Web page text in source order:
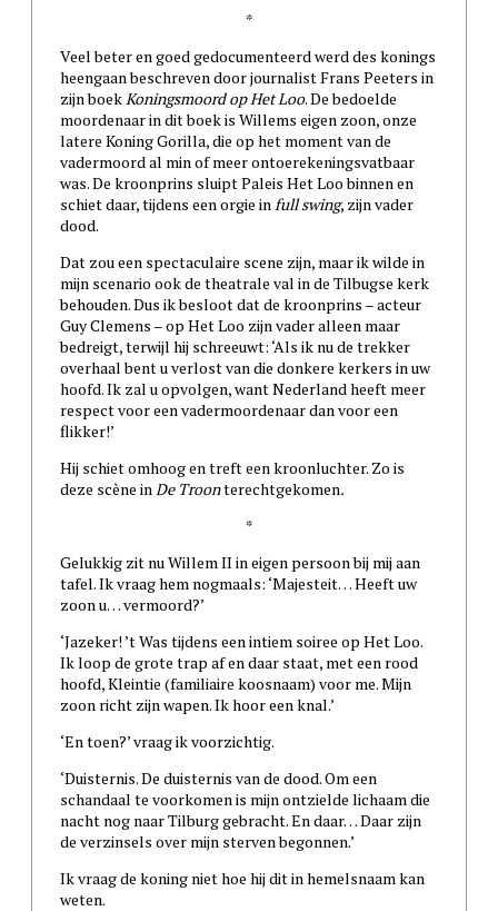
*
Veel beter en goed gedocumenteerd werd des konings
heengaan beschreven door journalist Frans Peeters in
zijn boek Koningsmoord op Het Loo. De bedoelde
moordenaar in dit boek is Willems eigen zoon, onze
latere Koning Gorilla, die op het moment van de
vadermoord al min of meer ontoerekeningsvatbaar
was. De kroonprins sluipt Paleis Het Loo binnen en
schiet daar, tijdens een orgie in full swing, zijn vader
dood.
Dat zou een spectaculaire scene zijn, maar ik wilde in
mijn scenario ook de theatrale val in de Tilbugse kerk
behouden. Dus ik besloot dat de kroonprins – acteur
Guy Clemens – op Het Loo zijn vader alleen maar
bedreigt, terwijl hij schreeuwt: ‘Als ik nu de trekker
overhaal bent u verlost van die donkere kerkers in uw
hoofd. Ik zal u opvolgen, want Nederland heeft meer
respect voor een vadermoordenaar dan voor een
flikker!’
Hij schiet omhoog en treft een kroonluchter. Zo is
deze scène in De Troonterechtgekomen.
*
Gelukkig zit nu Willem II in eigen persoon bij mij aan
tafel. Ik vraag hem nogmaals: ‘Majesteit… Heeft uw
zoon u… vermoord?’
‘Jazeker! ’t Was tijdens een intiem soiree op Het Loo.
Ik loop de grote trap af en daar staat, met een rood
hoofd, Kleintie (familiaire koosnaam) voor me. Mijn
zoon richt zijn wapen. Ik hoor een knal.’
‘En toen?’ vraag ik voorzichtig.
‘Duisternis. De duisternis van de dood. Om een
schandaal te voorkomen is mijn ontzielde lichaam die
nacht nog naar Tilburg gebracht. En daar… Daar zijn
de verzinsels over mijn sterven begonnen.’
Ik vraag de koning niet hoe hij dit in hemelsnaam kan
weten.